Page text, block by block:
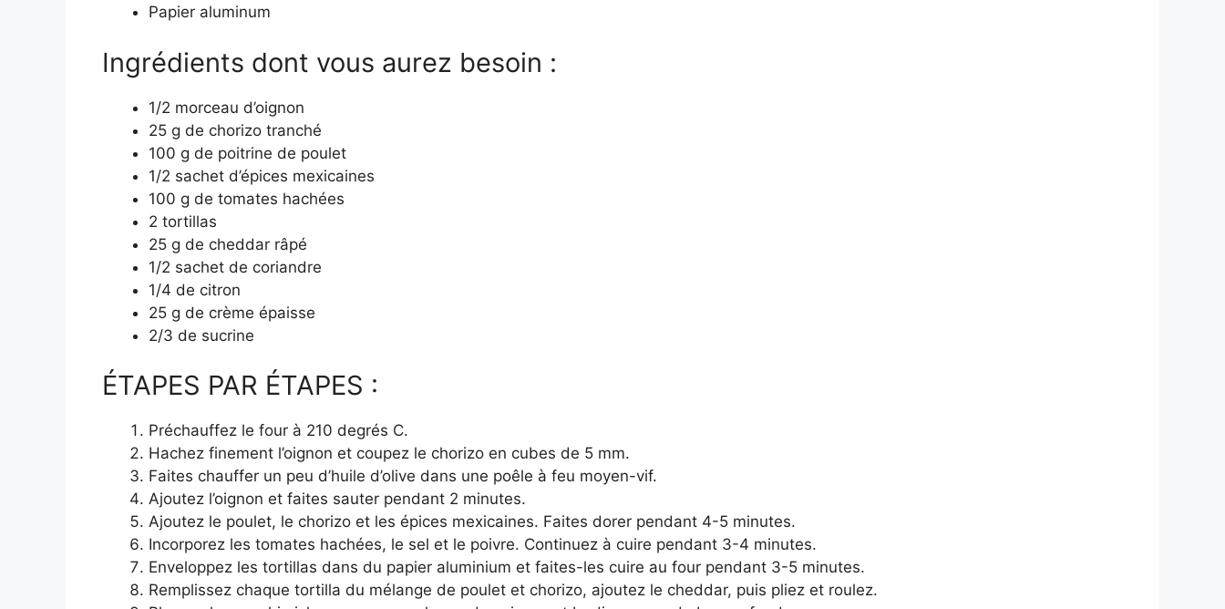
Papier aluminum
Ingrédients dont vous aurez besoin :
1/2 morceau d’oignon
25 g de chorizo tranché
100 g de poitrine de poulet
1/2 sachet d’épices mexicaines
100 g de tomates hachées
2 tortillas
25 g de cheddar râpé
1/2 sachet de coriandre
1/4 de citron
25 g de crème épaisse
2/3 de sucrine
ÉTAPES PAR ÉTAPES :
Préchauffez le four à 210 degrés C.
Hachez finement l’oignon et coupez le chorizo en cubes de 5 mm.
Faites chauffer un peu d’huile d’olive dans une poêle à feu moyen-vif.
Ajoutez l’oignon et faites sauter pendant 2 minutes.
Ajoutez le poulet, le chorizo et les épices mexicaines. Faites dorer pendant 4-5 minutes.
Incorporez les tomates hachées, le sel et le poivre. Continuez à cuire pendant 3-4 minutes.
Enveloppez les tortillas dans du papier aluminium et faites-les cuire au four pendant 3-5 minutes.
Remplissez chaque tortilla du mélange de poulet et chorizo, ajoutez le cheddar, puis pliez et roulez.